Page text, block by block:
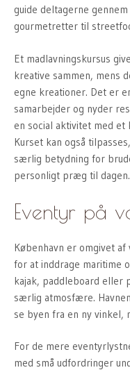
guide deltagerne
gourmetretter til
Et madlavningskursus
kreative sammen, mens
egne kreationer. Det er
samarbejder og nyder
en social aktivitet med
Kurset kan også
særlig betydning for
personligt præg til dagen.
Eventyr på
København er omgivet
for at inddrage maritime
kajak, paddleboard eller
særlig atmosfære.
se byen fra en ny vinkel,
For de mere
med små udfordringer